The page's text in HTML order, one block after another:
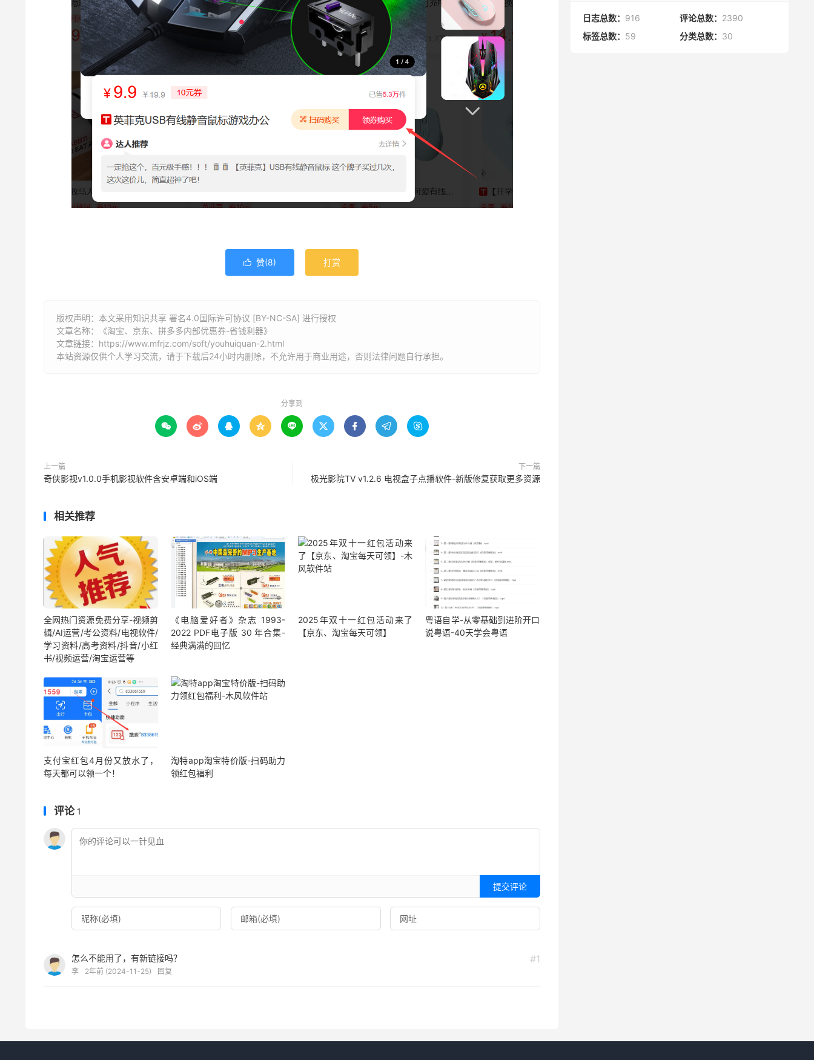
 赞(8) 打赏
版权声明：本文采用知识共享 署名4.0国际许可协议 [BY-NC-SA] 进行授权
文章名称：《淘宝、京东、拼多多内部优惠券-省钱利器》
文章链接： https://www.mfrjz.com/soft/youhuiquan-2.html
本站资源仅供个人学习交流，请于下载后24小时内删除，不允许用于商业用途，否则法律问题自行承担。
分享到
        
上一篇
奇侠影视v1.0.0手机影视软件含安卓端和iOS端
下一篇
极光影院TV v1.2.6 电视盒子点播软件-新版修复获取更多资源
相关推荐
全网热门资源免费分享-视频剪
辑/AI运营/考公资料/电视软件/
学习资料/高考资料/抖音/小红
书/视频运营/淘宝运营等
《电脑爱好者》杂志 1993-
2022 PDF电子版 30 年合集-
经典满满的回忆
2025年双十一红包活动来了
【京东、淘宝每天可领】
粤语自学-从零基础到进阶开口
说粤语-40天学会粤语
支付宝红包4月份又放水了，
每天都可以领一个！
淘特app淘宝特价版-扫码助力
领红包福利
评论 1
提交评论
#1
怎么不能用了，有新链接吗？
李 2年前 (2024-11-25) 回复
日志总数： 916 评论总数： 2390
标签总数： 59 分类总数： 30